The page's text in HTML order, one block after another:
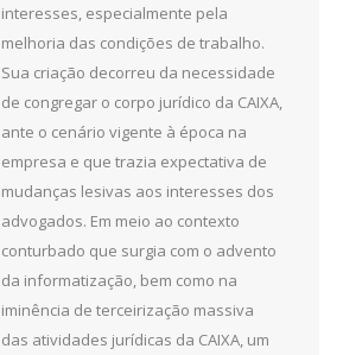
interesses, especialmente pela
melhoria das condições de trabalho.
Sua criação decorreu da necessidade
de congregar o corpo jurídico da CAIXA,
ante o cenário vigente à época na
empresa e que trazia expectativa de
mudanças lesivas aos interesses dos
advogados. Em meio ao contexto
conturbado que surgia com o advento
da informatização, bem como na
iminência de terceirização massiva
das atividades jurídicas da CAIXA, um